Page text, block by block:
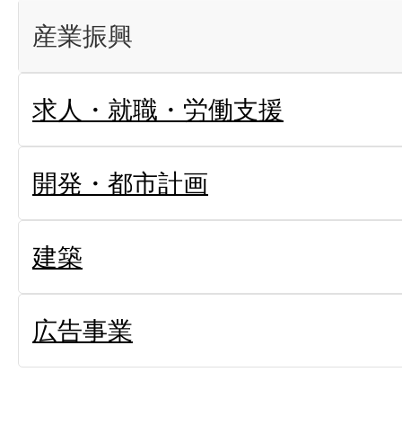
産業振興
求人・就職・労働支援
開発・都市計画
建築
広告事業